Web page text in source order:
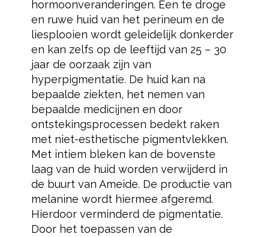
hormoonveranderingen. Een te droge
en ruwe huid van het perineum en de
liesplooien wordt geleidelijk donkerder
en kan zelfs op de leeftijd van 25 – 30
jaar de oorzaak zijn van
hyperpigmentatie. De huid kan na
bepaalde ziekten, het nemen van
bepaalde medicijnen en door
ontstekingsprocessen bedekt raken
met niet-esthetische pigmentvlekken.
Met intiem bleken kan de bovenste
laag van de huid worden verwijderd in
de buurt van Ameide. De productie van
melanine wordt hiermee afgeremd.
Hierdoor verminderd de pigmentatie.
Door het toepassen van de